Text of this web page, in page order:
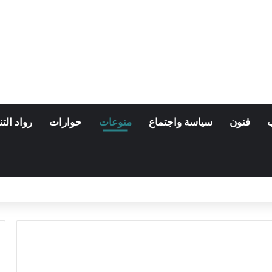
فنون سياسة واجتماع منوعات حوارات رواد